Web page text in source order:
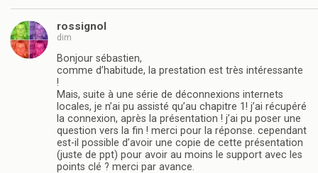
rossignol
dim
Bonjour sébastien,
comme d’habitude, la prestation est très intéressante
!
Mais, suite à une série de déconnexions internets
locales, je n’ai pu assisté qu’au chapitre 1! j’ai récupéré
la connexion, après la présentation ! j’ai pu poser une
question vers la fin ! merci pour la réponse. cependant
est-il possible d’avoir une copie de cette présentation
(juste de ppt) pour avoir au moins le support avec les
points clé ? merci par avance.